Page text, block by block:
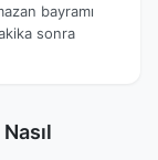
bayramı
sonra